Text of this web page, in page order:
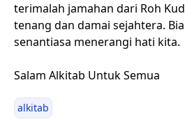
terimalah jamahan dari Roh
tenang dan damai sejahtera.
senantiasa menerangi hati kita.
Salam Alkitab Untuk Semua
alkitab